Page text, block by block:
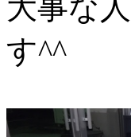
大事な
す^^